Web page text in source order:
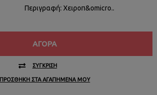
Περιγραφή: Χειροπ&omicro..
ΑΓΟΡΆ
ΣΎΓΚΡΙΣΗ
ΠΡΟΣΘΉΚΗ ΣΤΑ ΑΓΑΠΗΜΈΝΑ ΜΟΥ